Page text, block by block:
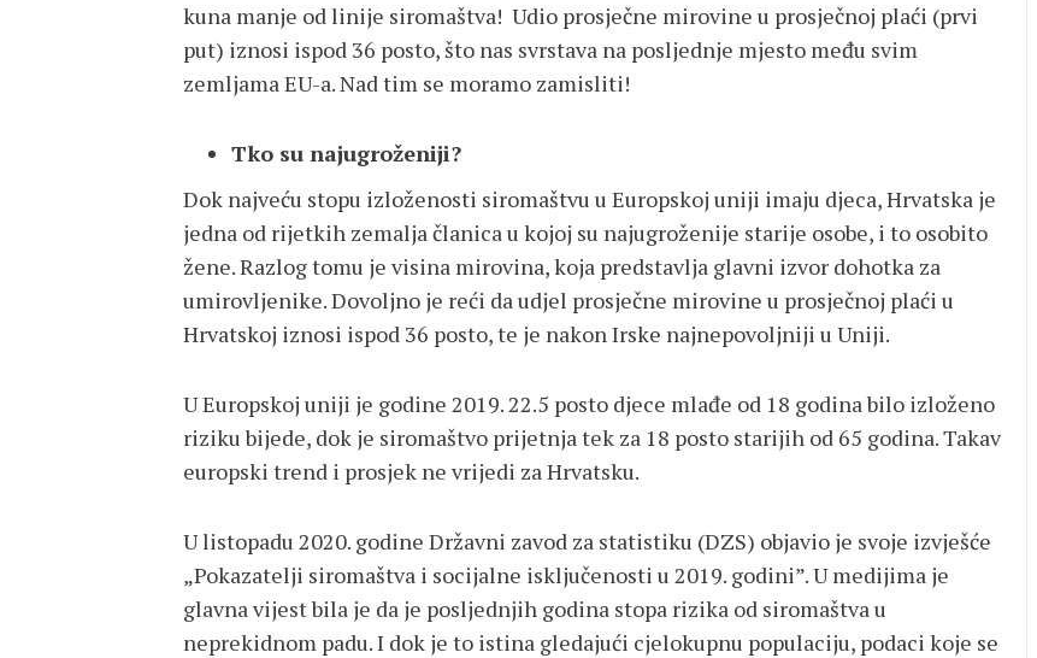
kuna manje od linije siromaštva! Udio prosječne mirovine u prosječnoj plaći (prvi
put) iznosi ispod 36 posto, što nas svrstava na posljednje mjesto među svim
zemljama EU-a. Nad tim se moramo zamisliti!
Tko su najugroženiji?
Dok najveću stopu izloženosti siromaštvu u Europskoj uniji imaju djeca, Hrvatska je
jedna od rijetkih zemalja članica u kojoj su najugroženije starije osobe, i to osobito
žene. Razlog tomu je visina mirovina, koja predstavlja glavni izvor dohotka za
umirovljenike. Dovoljno je reći da udjel prosječne mirovine u prosječnoj plaći u
Hrvatskoj iznosi ispod 36 posto, te je nakon Irske najnepovoljniji u Uniji.
U Europskoj uniji je godine 2019. 22.5 posto djece mlađe od 18 godina bilo izloženo
riziku bijede, dok je siromaštvo prijetnja tek za 18 posto starijih od 65 godina. Takav
europski trend i prosjek ne vrijedi za Hrvatsku.
U listopadu 2020. godine Državni zavod za statistiku (DZS) objavio je svoje izvješće
„Pokazatelji siromaštva i socijalne isključenosti u 2019. godini”. U medijima je
glavna vijest bila je da je posljednjih godina stopa rizika od siromaštva u
neprekidnom padu. I dok je to istina gledajući cjelokupnu populaciju, podaci koje se